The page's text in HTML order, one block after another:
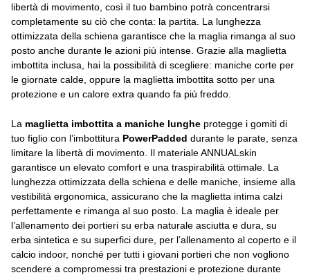
libertà di movimento, così il tuo bambino potrà concentrarsi
completamente su ciò che conta: la partita. La lunghezza
ottimizzata della schiena garantisce che la maglia rimanga al suo
posto anche durante le azioni più intense. Grazie alla maglietta
imbottita inclusa, hai la possibilità di scegliere: maniche corte per
le giornate calde, oppure la maglietta imbottita sotto per una
protezione e un calore extra quando fa più freddo.
La maglietta imbottita a maniche lunghe protegge i gomiti di
tuo figlio con l’imbottitura PowerPadded durante le parate, senza
limitare la libertà di movimento. Il materiale ANNUALskin
garantisce un elevato comfort e una traspirabilità ottimale. La
lunghezza ottimizzata della schiena e delle maniche, insieme alla
vestibilità ergonomica, assicurano che la maglietta intima calzi
perfettamente e rimanga al suo posto. La maglia è ideale per
l’allenamento dei portieri su erba naturale asciutta e dura, su
erba sintetica e su superfici dure, per l’allenamento al coperto e il
calcio indoor, nonché per tutti i giovani portieri che non vogliono
scendere a compromessi tra prestazioni e protezione durante